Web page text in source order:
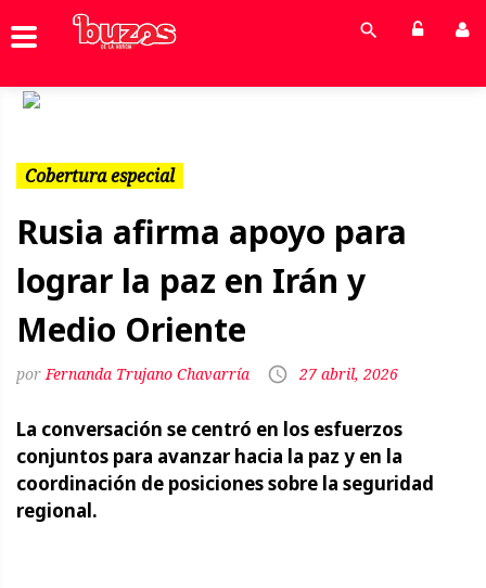
Cobertura especial
Rusia afirma apoyo para
lograr la paz en Irán y
Medio Oriente
Fernanda Trujano Chavarría 27 abril, 2026
La conversación se centró en los esfuerzos
conjuntos para avanzar hacia la paz y en la
coordinación de posiciones sobre la seguridad
regional.